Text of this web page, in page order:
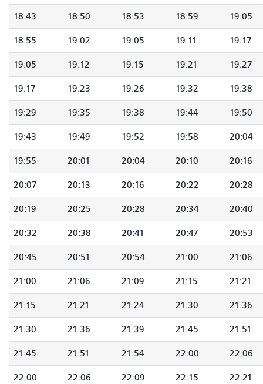
18:43 18:50 18:53 18:59 19:05
18:55 19:02 19:05 19:11 19:17
19:05 19:12 19:15 19:21 19:27
19:17 19:23 19:26 19:32 19:38
19:29 19:35 19:38 19:44 19:50
19:43 19:49 19:52 19:58 20:04
19:55 20:01 20:04 20:10 20:16
20:07 20:13 20:16 20:22 20:28
20:19 20:25 20:28 20:34 20:40
20:32 20:38 20:41 20:47 20:53
20:45 20:51 20:54 21:00 21:06
21:00 21:06 21:09 21:15 21:21
21:15 21:21 21:24 21:30 21:36
21:30 21:36 21:39 21:45 21:51
21:45 21:51 21:54 22:00 22:06
22:00 22:06 22:09 22:15 22:21